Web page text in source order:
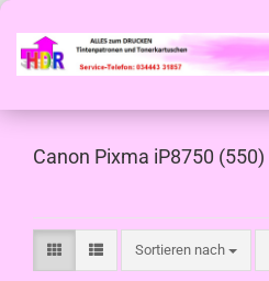
Canon Pixma iP8750 (550)
Sortieren nach
Sortieren nach